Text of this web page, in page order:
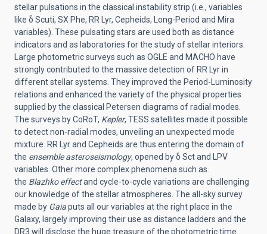
stellar pulsations in the classical instability strip (i.e., variables
like δ Scuti, SX Phe, RR Lyr, Cepheids, Long-Period and Mira
variables). These pulsating stars are used both as distance
indicators and as laboratories for the study of stellar interiors.
Large photometric surveys such as OGLE and MACHO have
strongly contributed to the massive detection of RR Lyr in
different stellar systems. They improved the Period-Luminosity
relations and enhanced the variety of the physical properties
supplied by the classical Petersen diagrams of radial modes.
The surveys by CoRoT, Kepler, TESS satellites made it possible
to detect non-radial modes, unveiling an unexpected mode
mixture. RR Lyr and Cepheids are thus entering the domain of
the ensemble asteroseismology, opened byδ Sct and LPV
variables. Other more complex phenomena such as
the Blazhko effectand cycle-to-cycle variations are challenging
our knowledge of the stellar atmospheres. The all-sky survey
made by Gaiaputs all our variables at the right place in the
Galaxy, largely improving their use as distance ladders and the
DR3 will disclose the huge treasure ofthe photometric time